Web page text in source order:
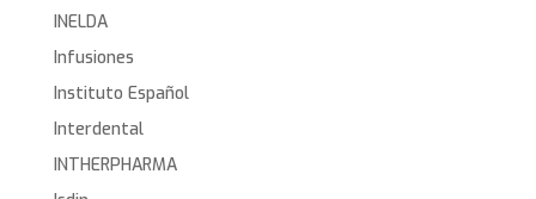
INELDA
Infusiones
Instituto Español
Interdental
INTHERPHARMA